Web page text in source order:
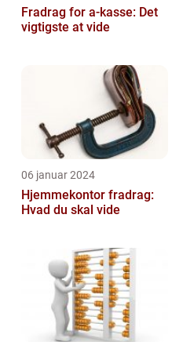
Fradrag for a-kasse: Det
vigtigste at vide
06 januar 2024
Hjemmekontor fradrag:
Hvad du skal vide